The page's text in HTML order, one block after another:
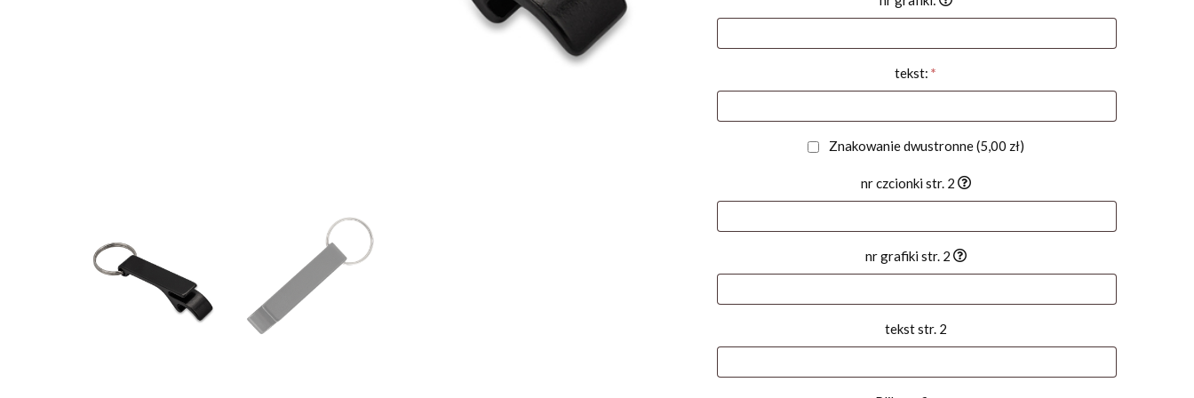
tekst: *
Znakowanie dwustronne(5,00 zł)
nr czcionki str. 2
nr grafiki str. 2
tekst str. 2